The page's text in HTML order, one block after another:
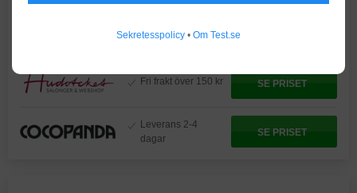
Sekretesspolicy • Om Test.se
produkter
Fri frakt över 150 kr SE PRISET
Leverans 2-4
dagar
SE PRISET